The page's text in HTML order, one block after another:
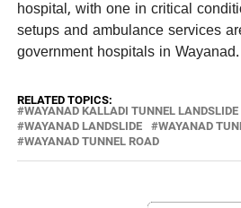
hospital, with one in critical
setups and ambulance services
government hospitals in Wayanad.
RELATED TOPICS:
WAYANAD KALLADI TUNNEL LANDSLIDE
WAYANAD LANDSLIDE
WAYANAD
WAYANAD TUNNEL ROAD